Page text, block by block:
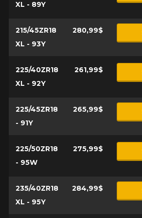
XL - 89Y
215/45ZR18
XL - 93Y
280,99$
225/40ZR18
XL - 92Y
261,99$
225/45ZR18
- 91Y
265,99$
225/50ZR18
- 95W
275,99$
235/40ZR18
XL - 95Y
284,99$